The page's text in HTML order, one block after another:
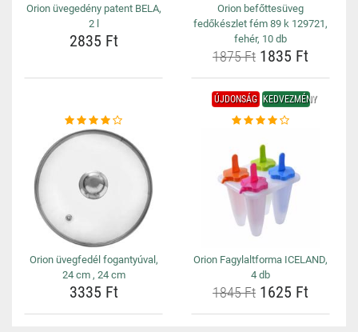
Orion üvegedény patent BELA,
2 l
2835 Ft
Orion befőttesüveg
fedőkészlet fém 89 k 129721,
fehér, 10 db
1875 Ft 1835 Ft
Orion üvegfedél fogantyúval,
24 cm , 24 cm
3335 Ft
ÚJDONSÁG KEDVEZMÉNY
Orion Fagylaltforma ICELAND,
4 db
1845 Ft 1625 Ft